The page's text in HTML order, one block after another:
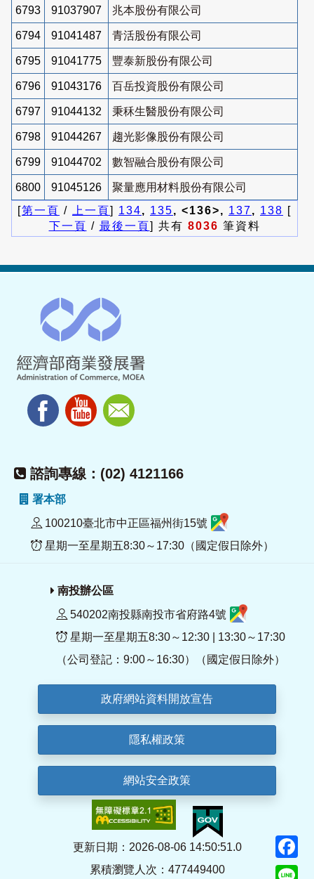
6793 91037907 兆本股份有限公司
6794 91041487 青活股份有限公司
6795 91041775 豐泰新股份有限公司
6796 91043176 百岳投資股份有限公司
6797 91044132 秉秝生醫股份有限公司
6798 91044267 趨光影像股份有限公司
6799 91044702 數智融合股份有限公司
6800 91045126
聚量應用材料股份有限公司
[第一頁 / 上一頁] 134, 135, <136>, 137, 138 [
下一頁 / 最後一頁] 共有 8036 筆資料
諮詢專線：(02) 4121166
署本部
100210臺北市中正區福州街15號
星期一至星期五8:30～17:30（國定假日除外）
南投辦公區
540202南投縣南投市省府路4號
星期一至星期五8:30～12:30 | 13:30～17:30
（公司登記：9:00～16:30）（國定假日除外）
政府網站資料開放宣告
隱私權政策
網站安全政策
更新日期：2026-08-06 14:50:51.0
累積瀏覽人次：477449400